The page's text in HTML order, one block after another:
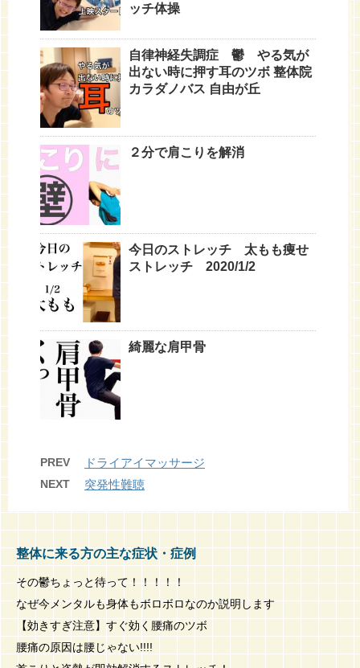
ッチ体操
自律神経失調症 鬱 やる気が
出ない時に押す耳のツボ 整体院
カラダノバス 自由が丘
２分で肩こりを解消
今日のストレッチ 太もも痩せ
ストレッチ 2020/1/2
綺麗な肩甲骨
PREV ドライアイマッサージ
NEXT 突発性難聴
整体に来る方の主な症状・症例
その鬱ちょっと待って！！！！！
なぜ今メンタルも身体もボロボロなのか説明します
【効きすぎ注意】すぐ効く腰痛のツボ
腰痛の原因は腰じゃない!!!!